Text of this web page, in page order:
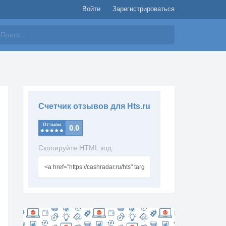
Войти Зарегистрироваться
Счетчик отзывов для Hts.ru
Скопируйте HTML код: